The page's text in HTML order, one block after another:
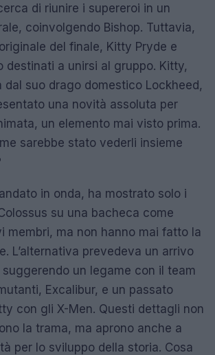
di riunire i supereroi in un
coinvolgendo Bishop. Tuttavia,
del finale, Kitty Pryde e
destinati a unirsi al gruppo. Kitty,
dal suo drago domestico Lockheed,
una novità assoluta per
un elemento mai visto prima.
sarebbe stato vederli insieme
in onda, ha mostrato solo i
su una bacheca come
membri, ma non hanno mai fatto la
L’alternativa prevedeva un arrivo
suggerendo un legame con il team
Excalibur, e un passato
con gli X-Men. Questi dettagli non
la trama, ma aprono anche a
per lo sviluppo della storia. Cosa